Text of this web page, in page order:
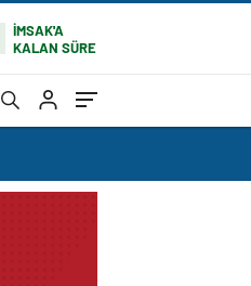
İMSAK'A
KALAN SÜRE